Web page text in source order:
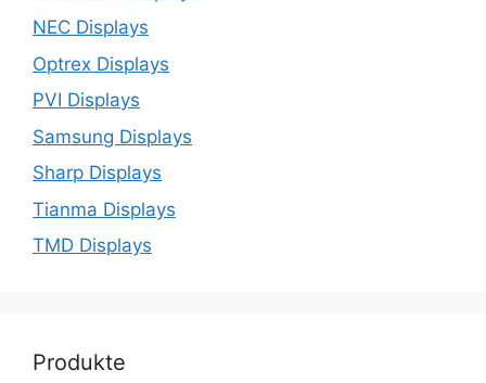
NEC Displays
Optrex Displays
PVI Displays
Samsung Displays
Sharp Displays
Tianma Displays
TMD Displays
Produkte